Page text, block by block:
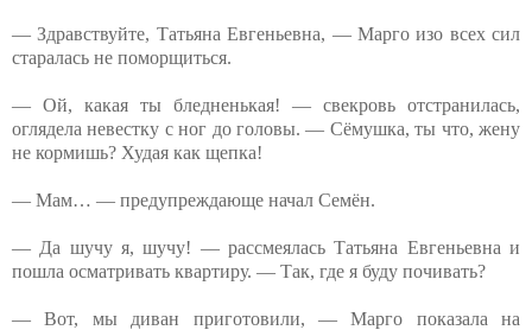
— Здравствуйте, Татьяна Евгеньевна, — Марго изо всех сил
старалась не поморщиться.
— Ой, какая ты бледненькая! — свекровь отстранилась,
оглядела невестку с ног до головы. — Сёмушка, ты что, жену
не кормишь? Худая как щепка!
— Мам… — предупреждающе начал Семён.
— Да шучу я, шучу! — рассмеялась Татьяна Евгеньевна и
пошла осматривать квартиру. — Так, где я буду почивать?
— Вот, мы диван приготовили, — Марго показала на